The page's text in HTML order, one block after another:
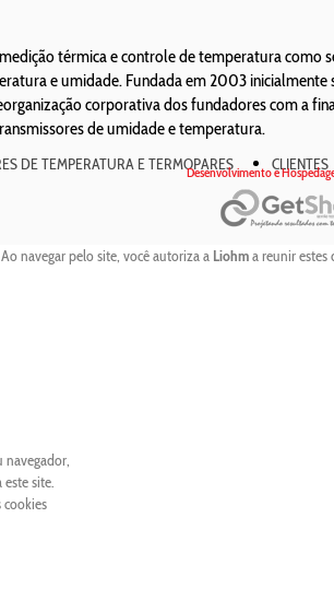
térmica e controle de temperatura como
e umidade. Fundada em 2003 inicialmente
corporativa dos fundadores com a
de umidade e temperatura.
DE TEMPERATURA E TERMOPARES
CLIENTES
Desenvolvimento e
navegar pelo site, você autoriza a Liohma reunir estes
navegador,
site.
cookies